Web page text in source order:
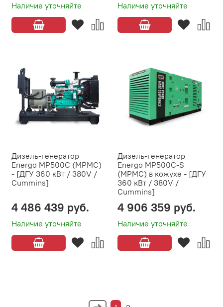
Наличие уточняйте Наличие уточняйте
Дизель-генератор
Energo MP500C (MPMC)
- [ДГУ 360 кВт / 380V /
Cummins]
Наличие уточняйте
4 486 439 руб.
Дизель-генератор
Energo MP500C-S
(MPMC) в кожухе - [ДГУ
360 кВт / 380V /
Cummins]
Наличие уточняйте
4 906 359 руб.